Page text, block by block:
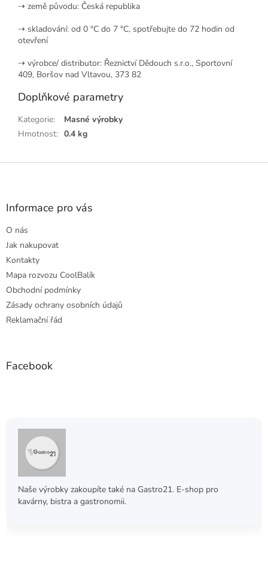
⇢ země původu: Česká republika
⇢ skladování: od 0 °C do 7 °C, spotřebujte do 72 hodin od
otevření
⇢ výrobce/ distributor: Řeznictví Dědouch s.r.o., Sportovní
409, Boršov nad Vltavou, 373 82
Doplňkové parametry
Kategorie:
Masné výrobky
Hmotnost: 0.4 kg
Z
Informace pro vás
O nás
Jak nakupovat
Kontakty
Mapa rozvozu CoolBalík
Obchodní podmínky
Zásady ochrany osobních údajů
Reklamační řád
Facebook
Naše výrobky zakoupíte také na Gastro21. E-shop pro
kavárny, bistra a gastronomii.